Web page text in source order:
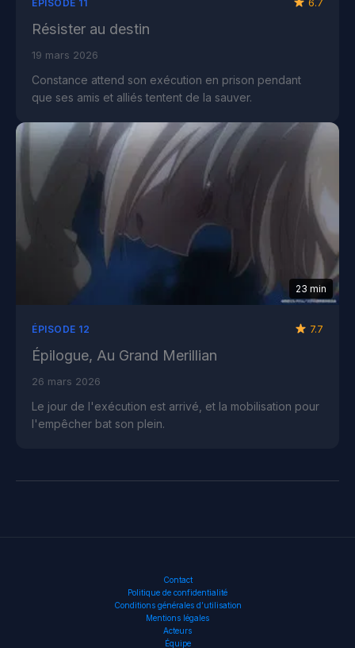
ÉPISODE 11
Résister au destin
19 mars 2026
Constance attend son exécution en prison pendant
que ses amis et alliés tentent de la sauver.
23 min
ÉPISODE 12 7.7
Épilogue, Au Grand Merillian
26 mars 2026
Le jour de l'exécution est arrivé, et la mobilisation pour
l'empêcher bat son plein.
Contact
Politique de confidentialité
Conditions générales d’utilisation
Mentions légales
Acteurs
Équipe